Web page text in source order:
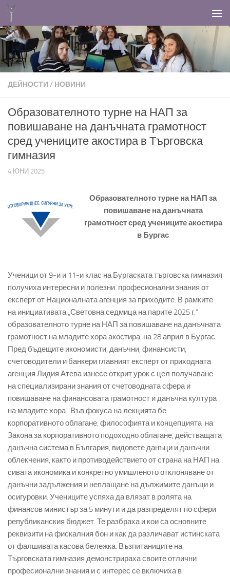
ДЕЙНОСТИ / НОВИНИ
Образователното турне на НАП за
повишаване на данъчната грамотност
сред учениците акостира в Търговска
гимназия
4 ЮНИ 2025
Образователното турне на НАП за
повишаване на данъчната
грамотност сред учениците акостира
в Бургас
Ученици от 9-и и 11-и клас на Бургаската търговска гимназия
получиха интересни и полезни професионални знания от
експерт от Националната агенция за приходите. В рамките
на инициативата „Световна седмица на парите 2025 г.“
образователното турне на НАП за повишаване на данъчната
грамотност на младите хора акостира на 28 април в Бургас.
Пред бъдещите икономисти, данъчни, финансисти,
счетоводители и банкери главният експерт от приходната
агенция Лидия Атева изнесе открит урок с цел получаване
на специализирани знания от счетоводната сфера и
повишаване на финансовата грамотност и данъчна култура
на младите хора. Във фокуса на лекцията бе
корпоративното облагане, философията и концепцията на
Закона за корпоративното подоходно облагане, действащата
данъчна система в България, видовете данъци и данъчни
облекчения, както и противодействието от страна на НАП на
сивата икономика и конкретно умишленото отклоняване от
данъчни задължения и неплащане на дължимите данъци и
осигуровки. Учениците успяха да влязат в ролята на
финансов министър за 5 минути и да разпределят по сфери
републиканския бюджет. Те разбраха и кои са основните
реквизити на фискалния бон и как да различават истинската
от фалшивата касова бележка. Възпитаниците на
Търговската гимназия демонстрираха своите отлични
професионални знания и с интерес се включиха в